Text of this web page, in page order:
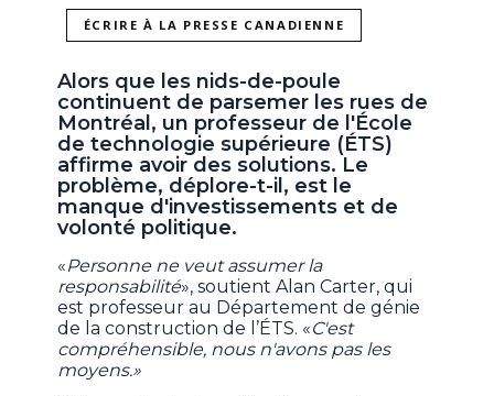
ÉCRIRE À LA PRESSE CANADIENNE
Alors que les nids-de-poule
continuent de parsemer les rues de
Montréal, un professeur de l'École
de technologie supérieure (ÉTS)
affirme avoir des solutions. Le
problème, déplore-t-il, est le
manque d'investissements et de
volonté politique.
«Personne ne veut assumer la
responsabilité», soutient Alan Carter, qui
est professeur au Département de génie
de la construction de l’ÉTS. «C'est
compréhensible, nous n'avons pas les
moyens.»